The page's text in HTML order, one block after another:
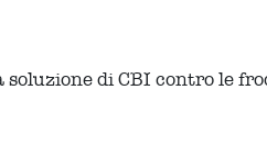
soluzione di CBI contro le